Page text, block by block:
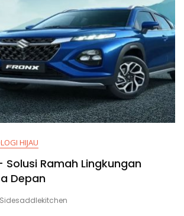
HIJAU
Solusi Ramah Lingkungan
Depan
Sidesaddlekitchen